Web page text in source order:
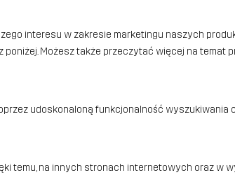
interesu w zakresie marketingu naszych
Możesz także przeczytać więcej na temat
udoskonaloną funkcjonalność
temu, na innych stronach internetowych oraz w